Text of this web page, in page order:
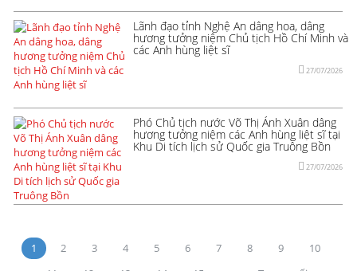
Lãnh đạo tỉnh Nghệ An dâng hoa, dâng
hương tưởng niệm Chủ tịch Hồ Chí Minh và
các Anh hùng liệt sĩ
27/07/2026
Phó Chủ tịch nước Võ Thị Ánh Xuân dâng
hương tưởng niệm các Anh hùng liệt sĩ tại
Khu Di tích lịch sử Quốc gia Truông Bồn
27/07/2026
1 2 3 4 5 6 7 8 9
10